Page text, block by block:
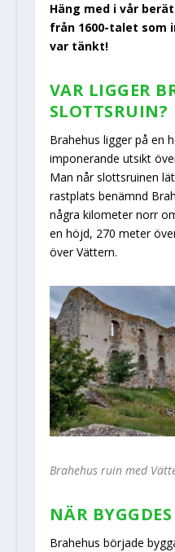
Häng med i vår
från 1600-talet som
var tänkt!
VAR LIGGER
SLOTTSRUIN?
Brahehus ligger på en
imponerande utsikt
Man når slottsruinen
rastplats benämnd
några kilometer norr
en höjd, 270 meter
över Vättern.
Brahehus ruin med
NÄR
Brahehus började